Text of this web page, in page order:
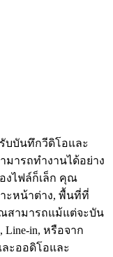
บบันทึกวีดิโอและ
มารถทำงานได้อย่าง
งไฟล์ก็เล็ก คุณ
ะหน้าต่าง, พื้นที่ที่
สามารถแม้แต่จะบัน
in, หรือจาก
ะออดิโอและ